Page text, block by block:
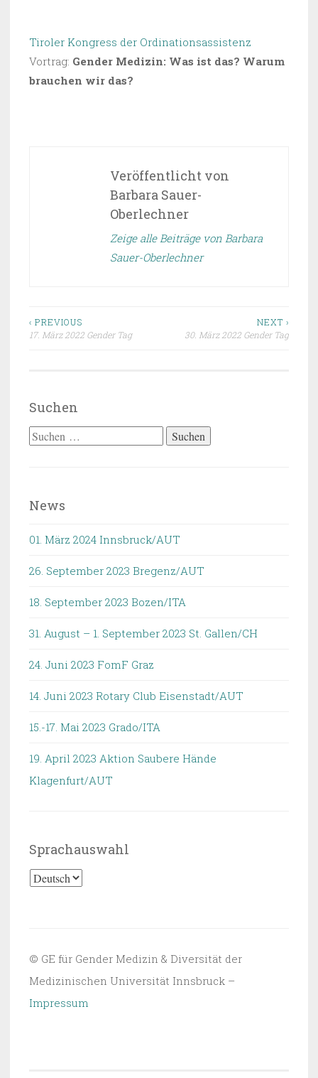
Tiroler Kongress der Ordinationsassistenz
Vortrag: Gender Medizin: Was ist das? Warum
brauchen wir das?
Veröffentlicht von
Barbara Sauer-
Oberlechner
Zeige alle Beiträge von Barbara
Sauer-Oberlechner
Beitragsnavigation
‹ PREVIOUS
17. März 2022 Gender Tag
NEXT ›
30. März 2022 Gender Tag
Suchen
Suchen
News
01. März 2024 Innsbruck/AUT
26. September 2023 Bregenz/AUT
18. September 2023 Bozen/ITA
31. August – 1. September 2023 St. Gallen/CH
24. Juni 2023 FomF Graz
14. Juni 2023 Rotary Club Eisenstadt/AUT
15.-17. Mai 2023 Grado/ITA
19. April 2023 Aktion Saubere Hände
Klagenfurt/AUT
Sprachauswahl
Sprachauswahl
© GE für Gender Medizin & Diversität der
Medizinischen Universität Innsbruck –
Impressum